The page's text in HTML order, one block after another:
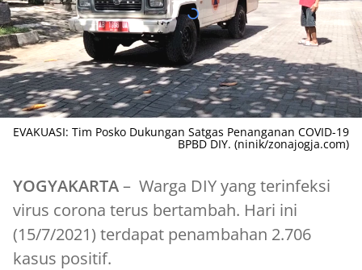
EVAKUASI: Tim Posko Dukungan Satgas Penanganan COVID-19
BPBD DIY. (ninik/zonajogja.com)
YOGYAKARTA– Warga DIY yang terinfeksi
virus corona terus bertambah. Hari ini
(15/7/2021) terdapat penambahan 2.706
kasus positif.